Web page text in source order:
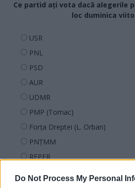
Do Not Process My Personal
Ce partid ați vota dacă alegerile
loc duminica
USR
PNL
PSD
AUR
UDMR
PMP (Tomac)
Forța Dreptei (L. Orban)
PNȚMM
REPER